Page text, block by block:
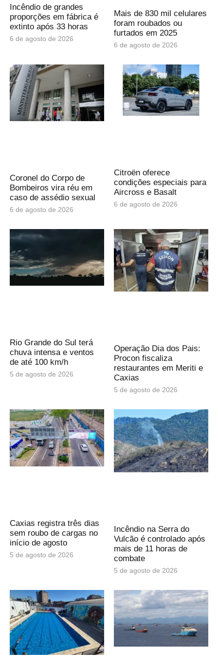
Incêndio de grandes
proporções em fábrica é
extinto após 33 horas
6 de agosto de 2026
Mais de 830 mil celulares
foram roubados ou
furtados em 2025
6 de agosto de 2026
Coronel do Corpo de
Bombeiros vira réu em
caso de assédio sexual
6 de agosto de 2026
Citroën oferece
condições especiais para
Aircross e Basalt
6 de agosto de 2026
Rio Grande do Sul terá
chuva intensa e ventos
de até 100 km/h
5 de agosto de 2026
Operação Dia dos Pais:
Procon fiscaliza
restaurantes em Meriti e
Caxias
5 de agosto de 2026
Caxias registra três dias
sem roubo de cargas no
início de agosto
5 de agosto de 2026
Incêndio na Serra do
Vulcão é controlado após
mais de 11 horas de
combate
5 de agosto de 2026